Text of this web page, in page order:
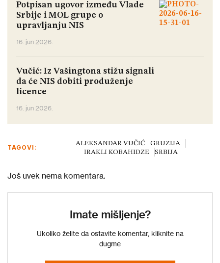
Potpisan ugovor između Vlade
Srbije i MOL grupe o
upravljanju NIS
16. jun 2026.
Vučić: Iz Vašingtona stižu signali
da će NIS dobiti produženje
licence
16. jun 2026.
TAGOVI:
ALEKSANDAR VUČIĆ
GRUZIJA
IRAKLI KOBAHIDZE
SRBIJA
Još uvek nema komentara.
Imate mišljenje?
Ukoliko želite da ostavite komentar, kliknite na
dugme